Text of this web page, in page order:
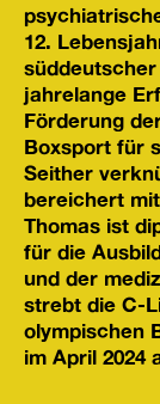
12.
jahrelange
Förderung
Boxsport für
Seither
bereichert
Thomas ist
für die
und der
strebt die C-
olympischen
im April 2024